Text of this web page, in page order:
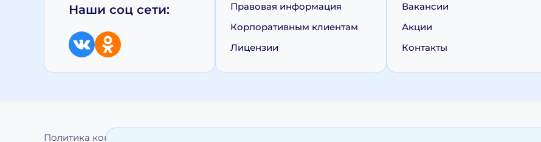
Наши соц сети:
Правовая информация
Корпоративным клиентам
Лицензии
Вакансии
Акции
Контакты
Политика конфиденциальности